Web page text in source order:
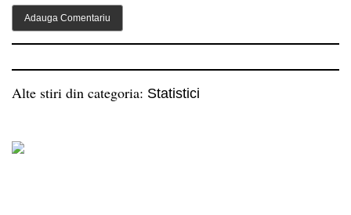
Alte stiri din categoria: Statistici